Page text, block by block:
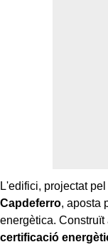
L'edifici, projectat
Capdeferro, aposta
energètica. Construït
certificació